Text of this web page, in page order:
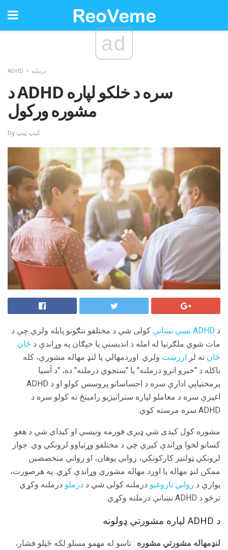
ad
ADHD درملنه
د ADHD سره د خلکو لپاره
مشوره ورکول
by کیټ ټیټ
د ADHD نښې نښانې
کولی شي د مختلفو ننګونو پایله ولري چې د
مات شوي ملګرتیا له امله د اندیښنې یا خپګان په وړاندې د ځان
ځان ته لږ ارزښت ولري. اوږدمهالې یا لنډ مهاله مشورې، کله
ناکله د "خبرو اترو درملنه" یا "سنجوي درملنه" ده، "د آسیا
پرمختیایي ادارې سره د احساساتو پروسس کولو او د ADHD
اغیزې سره د معاملو لپاره ستراتیژیو رامینځ ته کولو سره د
ADHD سره مرسته کوي.
مشوره کول کیدی شي ډیری فورمه ونیسي او کیدای شي د هغو
کسانو لخوا وړاندې کیږي چې د مختلفو وړتیاوو لرونکي وي. جواز
لرونکي ټولنیز کارکونکي، رواني پوهان، او رواني متخصصین
ممکن لنډ مهاله یا اوږد مهاله مشورې وړاندې کړي. په هرصورت،
یوازې د رواني ناروغیو درملنه کولی شي د درملو درملنه وکړي
ترڅو د ADHD نښانې درملنه وکړي.
د ADHD لپاره مشورتي ډولونه
لنډمهاله مشورتي مشوره : تاسو له مهمو مسلو لکه ځپلو فشار،